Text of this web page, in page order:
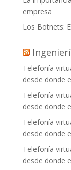
empresa
Los Botnets:
Telefonía
desde donde
Telefonía
desde donde
Telefonía
desde donde
Telefonía
desde donde